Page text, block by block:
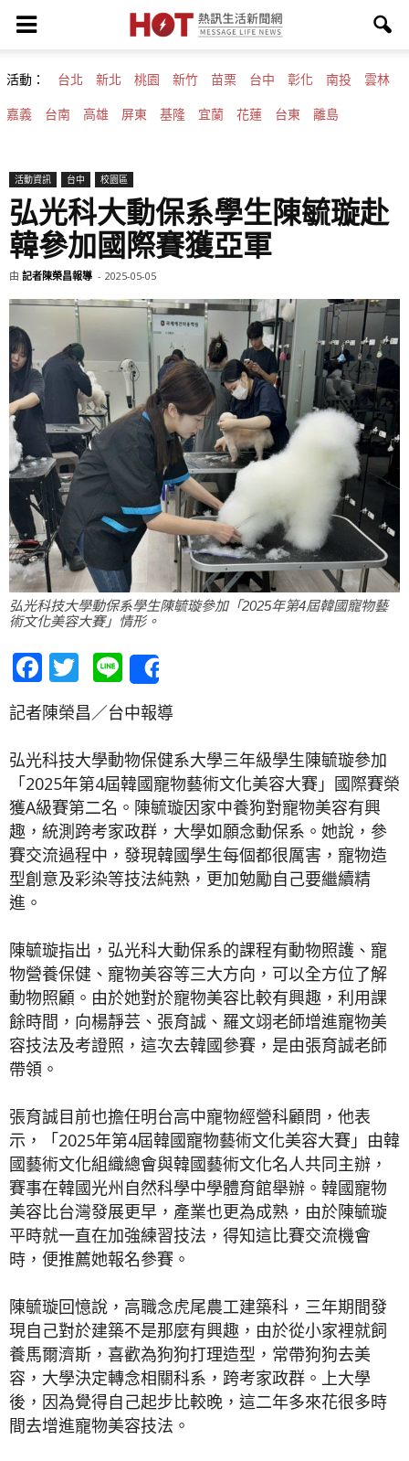
活動： 台北 新北 桃園 新竹 苗栗 台中 彰化 南投 雲林
嘉義 台南 高雄 屏東 基隆 宜蘭 花蓮 台東 離島
活動資訊 台中 校園區
弘光科大動保系學生陳毓璇赴
韓參加國際賽獲亞軍
由 記者陳榮昌報導 - 2025-05-05
弘光科技大學動保系學生陳毓璇參加「2025年第4屆韓國寵物藝
術文化美容大賽」情形。
Facebook
Twitter
Line
記者陳榮昌／台中報導
弘光科技大學動物保健系大學三年級學生陳毓璇參加
「2025年第4屆韓國寵物藝術文化美容大賽」國際賽榮
獲A級賽第二名。陳毓璇因家中養狗對寵物美容有興
趣，統測跨考家政群，大學如願念動保系。她說，參
賽交流過程中，發現韓國學生每個都很厲害，寵物造
型創意及彩染等技法純熟，更加勉勵自己要繼續精
進。
陳毓璇指出，弘光科大動保系的課程有動物照護、寵
物營養保健、寵物美容等三大方向，可以全方位了解
動物照顧。由於她對於寵物美容比較有興趣，利用課
餘時間，向楊靜芸、張育誠、羅文翊老師增進寵物美
容技法及考證照，這次去韓國參賽，是由張育誠老師
帶領。
張育誠目前也擔任明台高中寵物經營科顧問，他表
示，「2025年第4屆韓國寵物藝術文化美容大賽」由韓
國藝術文化組織總會與韓國藝術文化名人共同主辦，
賽事在韓國光州自然科學中學體育館舉辦。韓國寵物
美容比台灣發展更早，產業也更為成熟，由於陳毓璇
平時就一直在加強練習技法，得知這比賽交流機會
時，便推薦她報名參賽。
陳毓璇回憶說，高職念虎尾農工建築科，三年期間發
現自己對於建築不是那麼有興趣，由於從小家裡就飼
養馬爾濟斯，喜歡為狗狗打理造型，常帶狗狗去美
容，大學決定轉念相關科系，跨考家政群。上大學
後，因為覺得自己起步比較晚，這二年多來花很多時
間去增進寵物美容技法。